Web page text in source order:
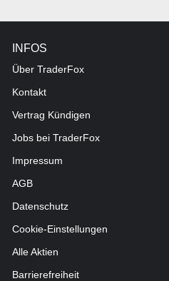
INFOS
Über TraderFox
Kontakt
Vertrag Kündigen
Jobs bei TraderFox
Impressum
AGB
Datenschutz
Cookie-Einstellungen
Alle Aktien
Barrierefreiheit